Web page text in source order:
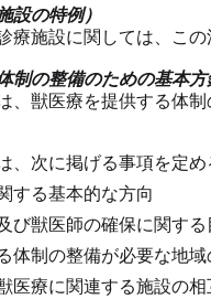
設の特例）
療施設に関しては、こ
制の整備のための基本方
、獣医療を提供する体
、次に掲げる事項を定め
する基本的な方向
び獣医師の確保に関す
体制の整備が必要な地
医療に関連する施設の